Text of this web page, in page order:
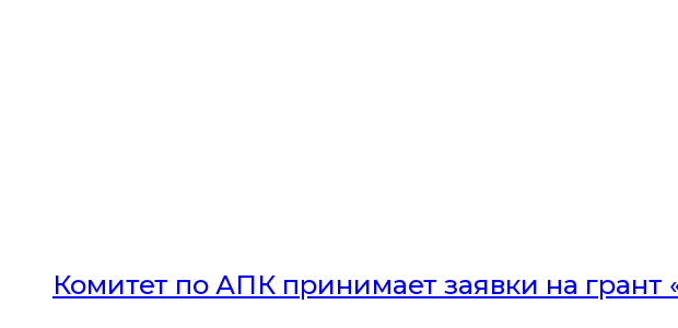
Комитет по АПК принимает заявки на